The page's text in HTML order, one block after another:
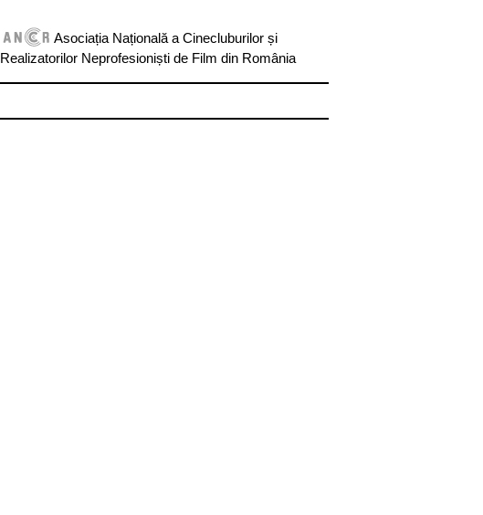
Asociația Națională a Cinecluburilor și
Realizatorilor Neprofesioniști de Film din România